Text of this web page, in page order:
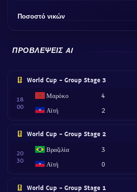
Ποσοστό νικών
ΠΡΟΒΛΈΨΕΙΣ AI
World Cup - Group Stage 3
18
00
Μαρόκο
Αϊτή
4
2
World Cup - Group Stage 2
20
30
Βραζιλία
Αϊτή
3
0
World Cup - Group Stage 1